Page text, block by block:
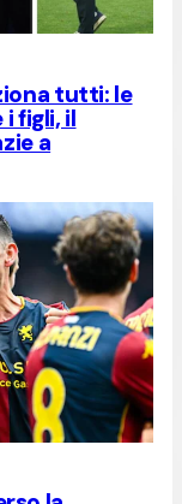
tutti: le
figli, il
a